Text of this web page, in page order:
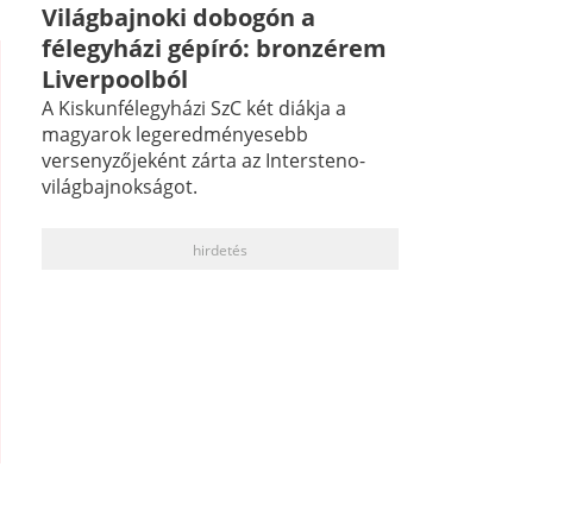
Világbajnoki dobogón a
félegyházi gépíró: bronzérem
Liverpoolból
A Kiskunfélegyházi SzC két diákja a
magyarok legeredményesebb
versenyzőjeként zárta az Intersteno-
világbajnokságot.
hirdetés